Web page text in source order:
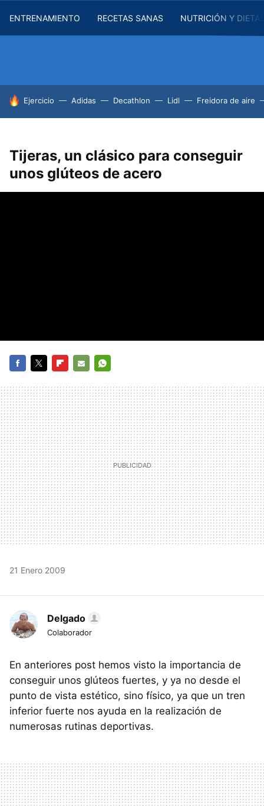
ENTRENAMIENTO RECETAS SANAS NUTRICIÓN Y
HOY SE HABLA DE
Ejercicio Adidas Decathlon Lidl Freidora de aire
Tijeras, un clásico para conseguir
unos glúteos de acero
MAIL
21 Enero 2009
Delgado
Colaborador
En anteriores post hemos visto la importancia de
conseguir unos glúteos fuertes, y ya no desde el
punto de vista estético, sino físico, ya que un tren
inferior fuerte nos ayuda en la realización de
numerosas rutinas deportivas.